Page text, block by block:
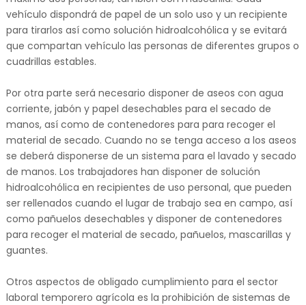
vehículo dispondrá de papel de un solo uso y un recipiente
para tirarlos así como solución hidroalcohólica y se evitará
que compartan vehículo las personas de diferentes grupos o
cuadrillas estables.
Por otra parte será necesario disponer de aseos con agua
corriente, jabón y papel desechables para el secado de
manos, así como de contenedores para para recoger el
material de secado. Cuando no se tenga acceso a los aseos
se deberá disponerse de un sistema para el lavado y secado
de manos. Los trabajadores han disponer de solución
hidroalcohólica en recipientes de uso personal, que pueden
ser rellenados cuando el lugar de trabajo sea en campo, así
como pañuelos desechables y disponer de contenedores
para recoger el material de secado, pañuelos, mascarillas y
guantes.
Otros aspectos de obligado cumplimiento para el sector
laboral temporero agrícola es la prohibición de sistemas de